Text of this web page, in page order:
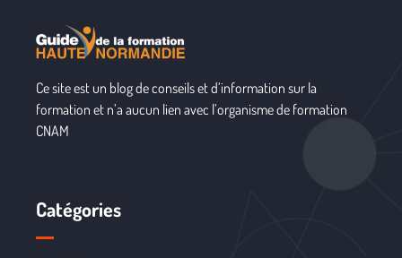
Ce site est un blog de conseils et d’information sur la
formation et n’a aucun lien avec l’organisme de formation
CNAM
Catégories